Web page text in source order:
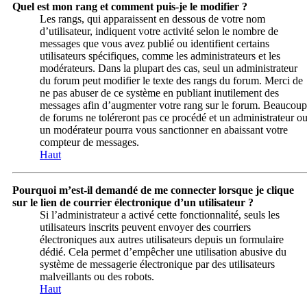
Quel est mon rang et comment puis-je le modifier ?
Les rangs, qui apparaissent en dessous de votre nom
d’utilisateur, indiquent votre activité selon le nombre de
messages que vous avez publié ou identifient certains
utilisateurs spécifiques, comme les administrateurs et les
modérateurs. Dans la plupart des cas, seul un administrateur
du forum peut modifier le texte des rangs du forum. Merci de
ne pas abuser de ce système en publiant inutilement des
messages afin d’augmenter votre rang sur le forum. Beaucoup
de forums ne toléreront pas ce procédé et un administrateur ou
un modérateur pourra vous sanctionner en abaissant votre
compteur de messages.
Haut
Pourquoi m’est-il demandé de me connecter lorsque je clique
sur le lien de courrier électronique d’un utilisateur ?
Si l’administrateur a activé cette fonctionnalité, seuls les
utilisateurs inscrits peuvent envoyer des courriers
électroniques aux autres utilisateurs depuis un formulaire
dédié. Cela permet d’empêcher une utilisation abusive du
système de messagerie électronique par des utilisateurs
malveillants ou des robots.
Haut